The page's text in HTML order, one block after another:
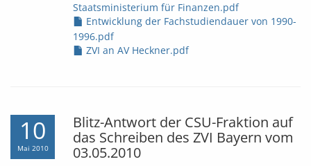
Staatsministerium für Finanzen.pdf
Entwicklung der Fachstudiendauer von 1990-
1996.pdf
ZVI an AV Heckner.pdf
10
Mai 2010
Blitz-Antwort der CSU-Fraktion auf
das Schreiben des ZVI Bayern vom
03.05.2010